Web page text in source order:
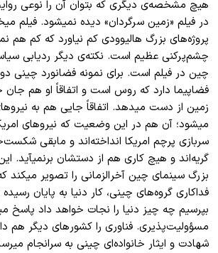
هیچ مشخصهی دیگری که بتوان آن را نوعی
در فیلم «زمین سرگردان» دیده نمیشود. فیلم
پروژههای بزرگ هالیوودی کم نیاورد که کم هم
چشمپرکنی عظیم است. نکتهی دیگر ردیابی
چین در فیلم است. برای نمونه فضانورد چینی
فضاپیما دارد که روس است و اتفاقاً او هم جان
زمین از دست میدهد. اتفاقاً جایی هم به نیرو
میشود؛ آن هم در این وضعیت که نیروهای
سربازی پرچم امریکا انداختهاند و مابقی شکست
گریهاند و هیچ کاری هم از دستشان برنمیآید.
بزرگ سینمای چین آخرالزمانی را تصویر میکند
فداکاری گروههای چینی، کار دنیا به پایان رسیده
بپرسیم چه چیز دنیا را نجات خواهد داد
مسؤولیتپذیری. فناوری را کشورهای دیگر هم
شهادت و ایثار خانوادهای چینی به سرانجام